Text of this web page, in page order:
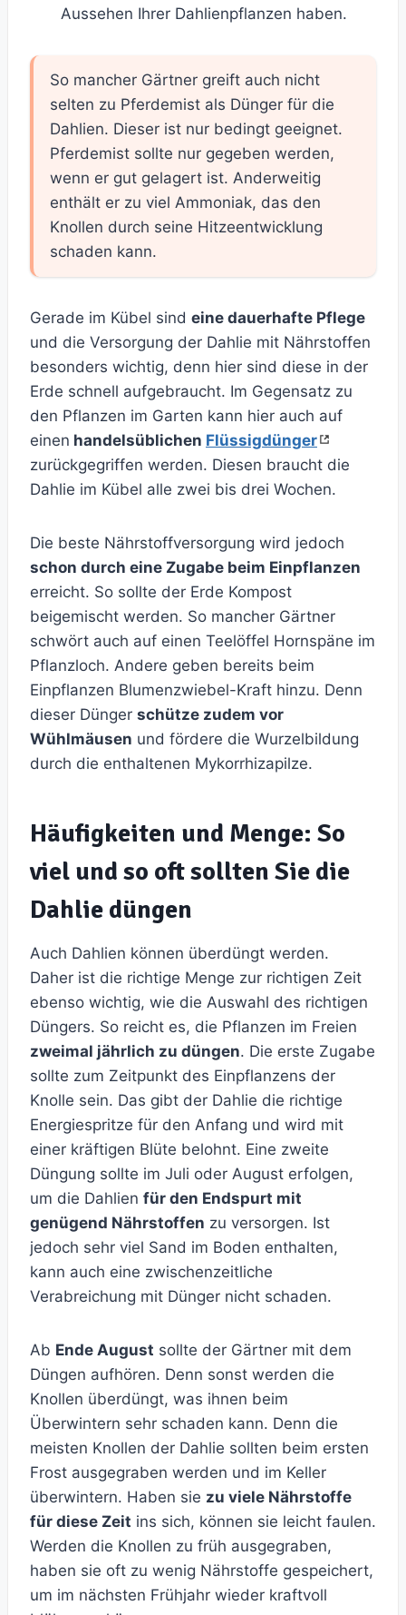
Aussehen Ihrer Dahlienpflanzen haben.
So mancher Gärtner greift auch nicht
selten zu Pferdemist als Dünger für die
Dahlien. Dieser ist nur bedingt geeignet.
Pferdemist sollte nur gegeben werden,
wenn er gut gelagert ist. Anderweitig
enthält er zu viel Ammoniak, das den
Knollen durch seine Hitzeentwicklung
schaden kann.
Gerade im Kübel sind eine dauerhafte Pflege
und die Versorgung der Dahlie mit Nährstoffen
besonders wichtig, denn hier sind diese in der
Erde schnell aufgebraucht. Im Gegensatz zu
den Pflanzen im Garten kann hier auch auf
einen handelsüblichen Flüssigdünger
zurückgegriffen werden. Diesen braucht die
Dahlie im Kübel alle zwei bis drei Wochen.
Die beste Nährstoffversorgung wird jedoch
schon durch eine Zugabe beim Einpflanzen
erreicht. So sollte der Erde Kompost
beigemischt werden. So mancher Gärtner
schwört auch auf einen Teelöffel Hornspäne im
Pflanzloch. Andere geben bereits beim
Einpflanzen Blumenzwiebel-Kraft hinzu. Denn
dieser Dünger schütze zudem vor
Wühlmäusen und fördere die Wurzelbildung
durch die enthaltenen Mykorrhizapilze.
Häufigkeiten und Menge: So
viel und so oft sollten Sie die
Dahlie düngen
Auch Dahlien können überdüngt werden.
Daher ist die richtige Menge zur richtigen Zeit
ebenso wichtig, wie die Auswahl des richtigen
Düngers. So reicht es, die Pflanzen im Freien
zweimal jährlich zu düngen. Die erste Zugabe
sollte zum Zeitpunkt des Einpflanzens der
Knolle sein. Das gibt der Dahlie die richtige
Energiespritze für den Anfang und wird mit
einer kräftigen Blüte belohnt. Eine zweite
Düngung sollte im Juli oder August erfolgen,
um die Dahlien für den Endspurt mit
genügend Nährstoffen zu versorgen. Ist
jedoch sehr viel Sand im Boden enthalten,
kann auch eine zwischenzeitliche
Verabreichung mit Dünger nicht schaden.
Ab Ende August sollte der Gärtner mit dem
Düngen aufhören. Denn sonst werden die
Knollen überdüngt, was ihnen beim
Überwintern sehr schaden kann. Denn die
meisten Knollen der Dahlie sollten beim ersten
Frost ausgegraben werden und im Keller
überwintern. Haben sie zu viele Nährstoffe
für diese Zeit ins sich, können sie leicht faulen.
Werden die Knollen zu früh ausgegraben,
haben sie oft zu wenig Nährstoffe gespeichert,
um im nächsten Frühjahr wieder kraftvoll